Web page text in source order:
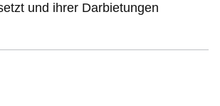
und ihrer Darbietungen